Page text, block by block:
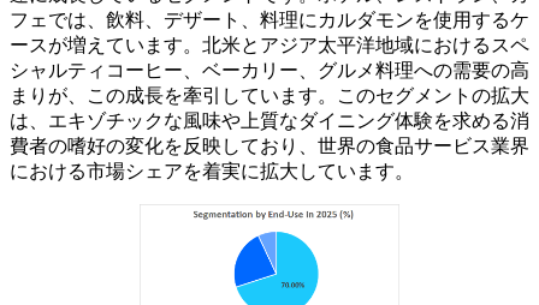
フェでは、飲料、デザート、料理にカルダモンを使用するケ
ースが増えています。北米とアジア太平洋地域におけるスペ
シャルティコーヒー、ベーカリー、グルメ料理への需要の高
まりが、この成長を牽引しています。このセグメントの拡大
は、エキゾチックな風味や上質なダイニング体験を求める消
費者の嗜好の変化を反映しており、世界の食品サービス業界
における市場シェアを着実に拡大しています。